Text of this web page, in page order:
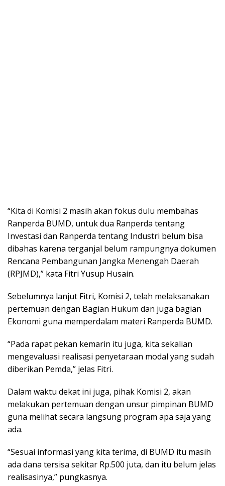
“Kita di Komisi 2 masih akan fokus dulu membahas
Ranperda BUMD, untuk dua Ranperda tentang
Investasi dan Ranperda tentang Industri belum bisa
dibahas karena terganjal belum rampungnya dokumen
Rencana Pembangunan Jangka Menengah Daerah
(RPJMD),” kata Fitri Yusup Husain.
Sebelumnya lanjut Fitri, Komisi 2, telah melaksanakan
pertemuan dengan Bagian Hukum dan juga bagian
Ekonomi guna memperdalam materi Ranperda BUMD.
“Pada rapat pekan kemarin itu juga, kita sekalian
mengevaluasi realisasi penyetaraan modal yang sudah
diberikan Pemda,” jelas Fitri.
Dalam waktu dekat ini juga, pihak Komisi 2, akan
melakukan pertemuan dengan unsur pimpinan BUMD
guna melihat secara langsung program apa saja yang
ada.
“Sesuai informasi yang kita terima, di BUMD itu masih
ada dana tersisa sekitar Rp.500 juta, dan itu belum jelas
realisasinya,” pungkasnya.